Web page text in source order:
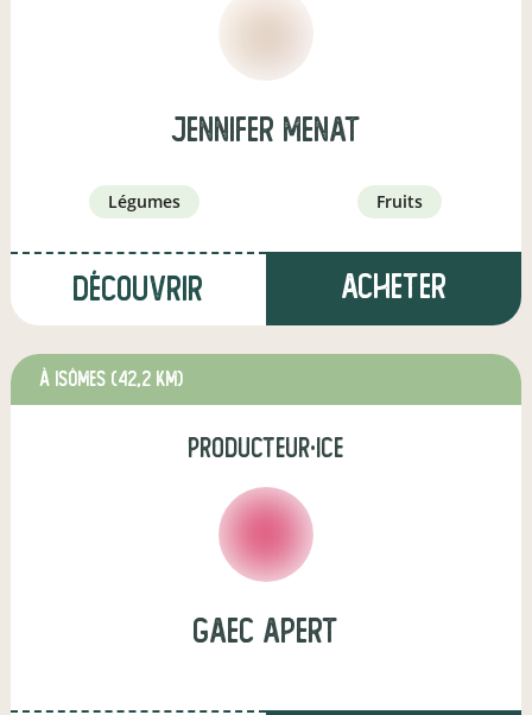
jennifer menat
légumes fruits
Découvrir Acheter
à Isômes (42,2 km)
producteur·ice
gaec apert